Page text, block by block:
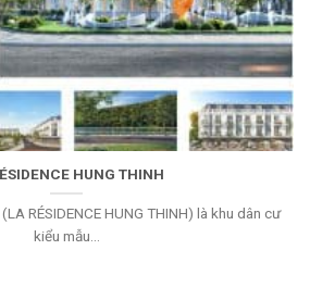
HUNG THINH
RÉSIDENCE HUNG THINH) là khu dân cư
kiểu mẫu...